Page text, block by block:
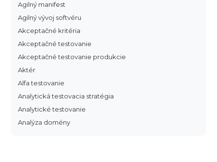
Agilný manifest
Agilný vývoj softvéru
Akceptačné kritéria
Akceptačné testovanie
Akceptačné testovanie produkcie
Aktér
Alfa testovanie
Analytická testovacia stratégia
Analytické testovanie
Analýza domény